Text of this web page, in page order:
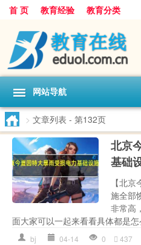
首 页 教育经验 教育分类
网站导航
> 文章列表 - 第132页
北京
基础
【北
施全部
非常高
面大家可以一起来看看具体都是
bj 04-14 0 437